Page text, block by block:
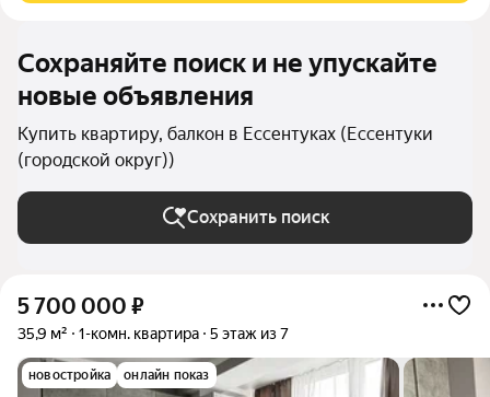
Сохраняйте поиск и не упускайте
новые объявления
Купить квартиру, балкон в Ессентуках (Ессентуки
(городской округ))
Сохранить поиск
5 700 000 ₽
35,9 м² 1-комн. квартира 5 этаж из 7
новостройка онлайн показ